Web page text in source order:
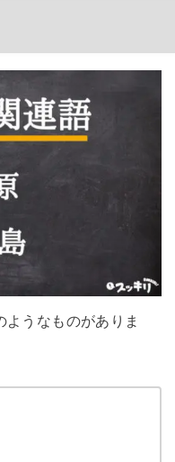
うなものがありま